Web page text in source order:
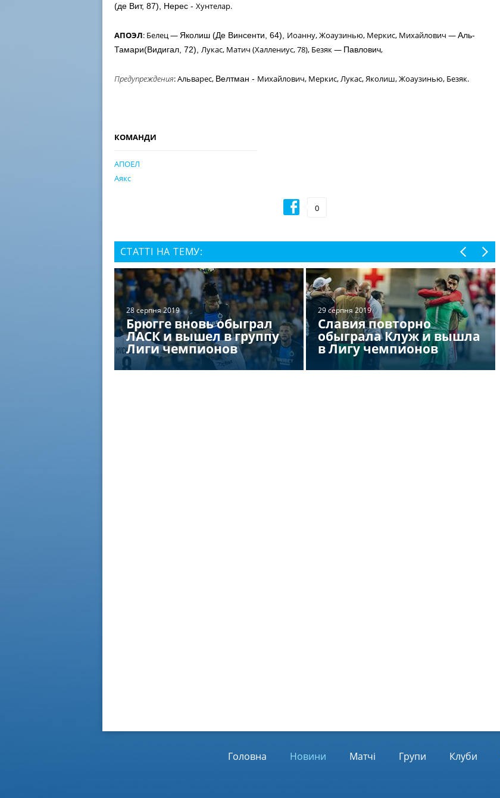
(де Вит, 87), Нерес - Хунтелар.
АПОЭЛ: Белец — Яколиш (Де Винсенти, 64), Иоанну, Жоаузинью, Меркис, Михайлович —Аль-
Тамари(Видигал, 72), Лукас, Матич (Халлениус, 78), Безяк — Павлович,
Предупреждения: Альварес, Велтман - Михайлович, Меркис, Лукас, Яколиш, Жоаузинью, Безяк.
КОМАНДИ
АПОЕЛ
Аякс
0
СТАТТІ НА ТЕМУ:
28 серпня 2019
Брюгге вновь обыграл
ЛАСК и вышел в группу
Лиги чемпионов
29 серпня 2019
Славия повторно
обыграла Клуж и вышла
в Лигу чемпионов
Головна Новини Матчі Групи Клуби